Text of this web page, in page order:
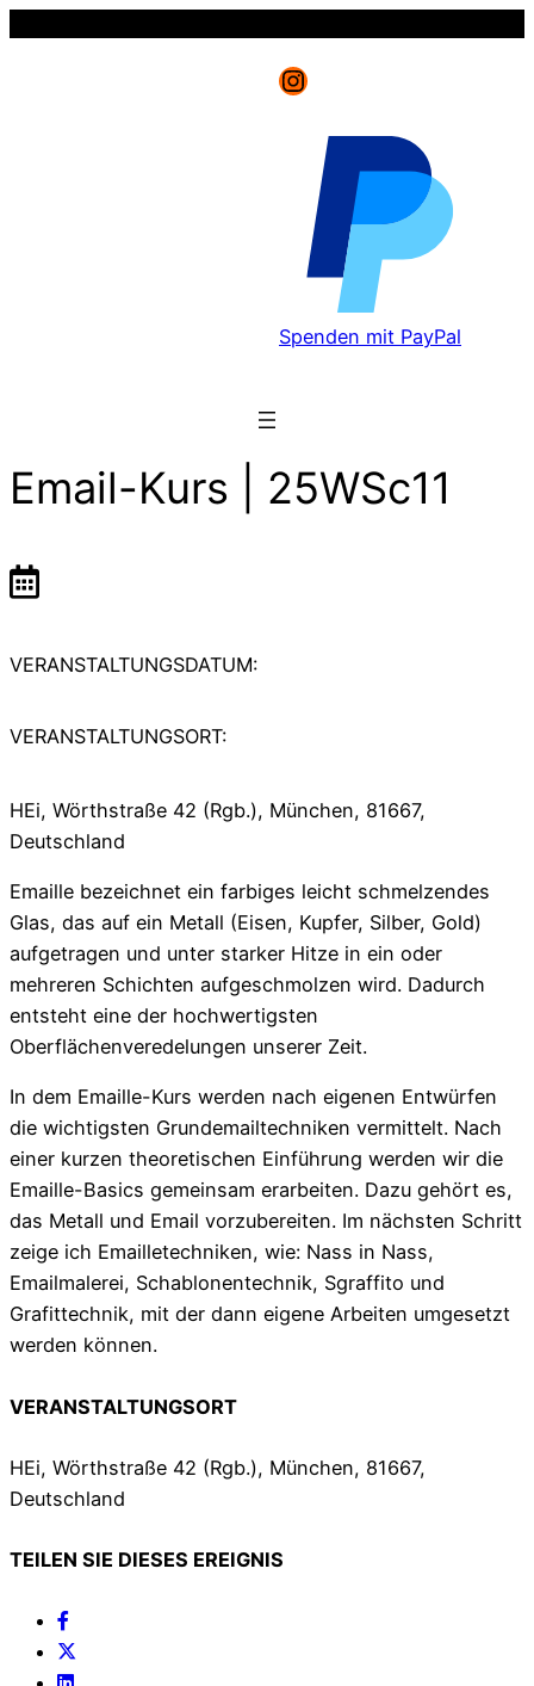
Instagram
Spenden mit PayPal
Email-Kurs | 25WSc11
VERANSTALTUNGSDATUM:
VERANSTALTUNGSORT:
HEi, Wörthstraße 42 (Rgb.), München, 81667,
Deutschland
Emaille bezeichnet ein farbiges leicht schmelzendes
Glas, das auf ein Metall (Eisen, Kupfer, Silber, Gold)
aufgetragen und unter starker Hitze in ein oder
mehreren Schichten aufgeschmolzen wird. Dadurch
entsteht eine der hochwertigsten
Oberflächenveredelungen unserer Zeit.
In dem Emaille-Kurs werden nach eigenen Entwürfen
die wichtigsten Grundemailtechniken vermittelt. Nach
einer kurzen theoretischen Einführung werden wir die
Emaille-Basics gemeinsam erarbeiten. Dazu gehört es,
das Metall und Email vorzubereiten. Im nächsten Schritt
zeige ich Emailletechniken, wie: Nass in Nass,
Emailmalerei, Schablonentechnik, Sgraffito und
Grafittechnik, mit der dann eigene Arbeiten umgesetzt
werden können.
VERANSTALTUNGSORT
HEi, Wörthstraße 42 (Rgb.), München, 81667,
Deutschland
TEILEN SIE DIESES EREIGNIS